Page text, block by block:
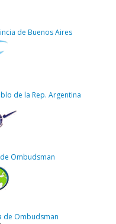
de Buenos Aires
de la Rep. Argentina
Ombudsman
de Ombudsman